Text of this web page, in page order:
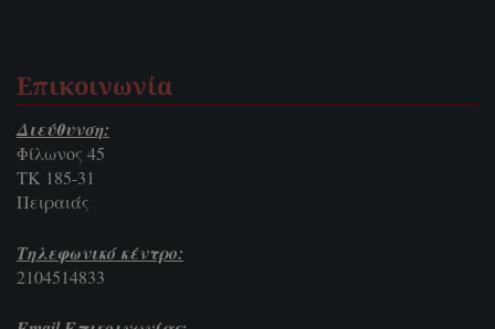
Επικοινωνία
Διεύθυνση:
Φίλωνος 45
ΤΚ 185-31
Πειραιάς
Τηλεφωνικό κέντρο:
2104514833